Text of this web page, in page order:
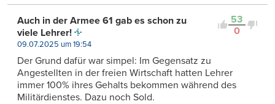
53
0
Auch in der Armee 61 gab es schon zu
viele Lehrer!
09.07.2025 um 19:54
Der Grund dafür war simpel: Im Gegensatz zu
Angestellten in der freien Wirtschaft hatten Lehrer
immer 100% ihres Gehalts bekommen während des
Militärdienstes. Dazu noch Sold.